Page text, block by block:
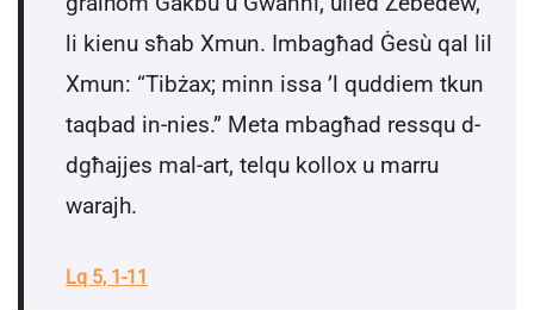
li kienu sħab Xmun. Imbagħad Ġesù qal lil
Xmun: “Tibżax; minn issa ’l quddiem tkun
taqbad in-nies.” Meta mbagħad ressqu d-
dgħajjes mal-art, telqu kollox u marru
warajh.
Lq 5, 1-11